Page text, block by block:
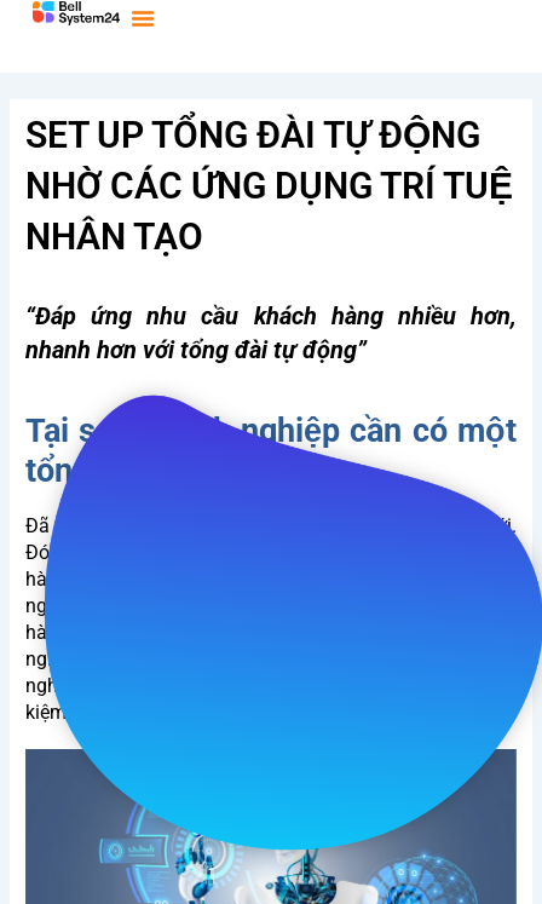
SET UP TỔNG ĐÀI TỰ ĐỘNG
NHỜ CÁC ỨNG DỤNG TRÍ TUỆ
NHÂN TẠO
“Đáp ứng nhu cầu khách hàng nhiều hơn,
nhanh hơn với tổng đài tự động”
Tại sao doanh nghiệp cần có một
tổng đài tự động?
Đã đến lúc tự động hóa tổng đài để bắt kịp sự đổi mới.
Đó là sự đổi mới trong hành vi của khách hàng – khách
hàng muốn mọi thứ được đáp ứng nhanh hơn, chuyên
nghiệp hơn. Tự động hóa là chìa khóa để
hàng tiềm năng và khách hàng hiện tại có một trải
nghiệm liền mạch, nhất quán, cá nhân hóa. Doanh
nghiệp sẽ thấy hoạt động kinh doanh hiệu quả hơn, tiết
kiệm và tạo ra lợi nhuận nhiều hơn.